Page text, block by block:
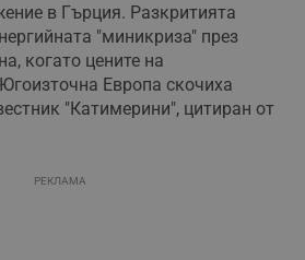
в Гърция. Разкритията
"миникриза" през
когато цените на
Европа скочиха
"Катимерини", цитиран от
РЕКЛАМА